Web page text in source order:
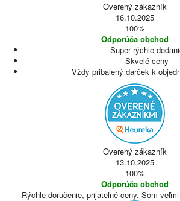
Overený zákazník
16.10.2025
100%
Odporúča obchod
Super rýchle
Skvelé ceny
Vždy pribalený darček k
Overený zákazník
13.10.2025
100%
Odporúča obchod
Rýchle doručenie, prijateľné ceny. Som